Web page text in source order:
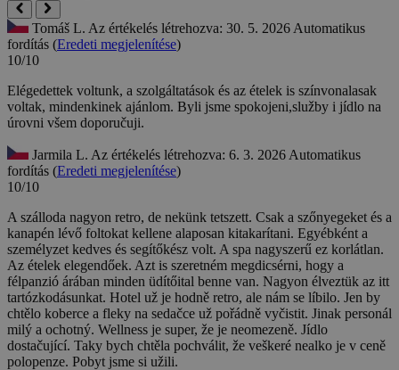
Tomáš L. Az értékelés létrehozva: 30. 5. 2026 Automatikus
fordítás (Eredeti megjelenítése)
10/10
Elégedettek voltunk, a szolgáltatások és az ételek is színvonalasak
voltak, mindenkinek ajánlom. Byli jsme spokojeni,služby i jídlo na
úrovni všem doporučuji.
Jarmila L. Az értékelés létrehozva: 6. 3. 2026 Automatikus
fordítás (Eredeti megjelenítése)
10/10
A szálloda nagyon retro, de nekünk tetszett. Csak a szőnyegeket és a
kanapén lévő foltokat kellene alaposan kitakarítani. Egyébként a
személyzet kedves és segítőkész volt. A spa nagyszerű ez korlátlan.
Az ételek elegendőek. Azt is szeretném megdicsérni, hogy a
félpanzió árában minden üdítőital benne van. Nagyon élveztük az itt
tartózkodásunkat. Hotel už je hodně retro, ale nám se líbilo. Jen by
chtělo koberce a fleky na sedačce už pořádně vyčistit. Jinak personál
milý a ochotný. Wellness je super, že je neomezeně. Jídlo
dostačující. Taky bych chtěla pochválit, že veškeré nealko je v ceně
polopenze. Pobyt jsme si užili.